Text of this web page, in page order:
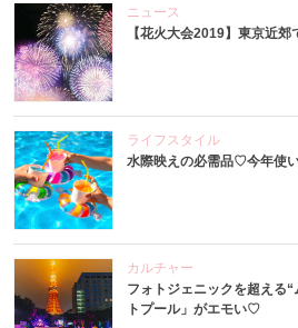
ニュース
【花火大会2019】東京近
ライフスタイル
水際映えの必需品♡今年使
カルチャー
フォトジェニックを超える
トプール」がエモい♡